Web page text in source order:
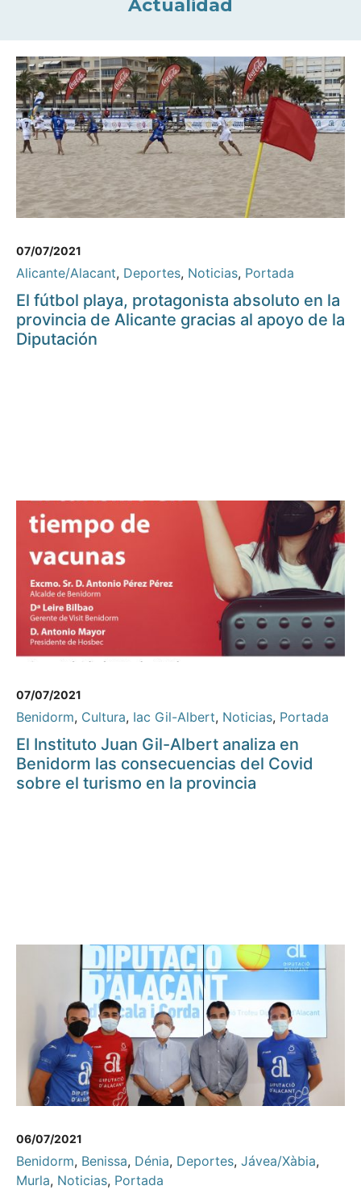
Actualidad
07/07/2021
Alicante/Alacant, Deportes, Noticias, Portada
El fútbol playa, protagonista absoluto en la
provincia de Alicante gracias al apoyo de la
Diputación
07/07/2021
Benidorm, Cultura, Iac Gil-Albert, Noticias, Portada
El Instituto Juan Gil-Albert analiza en
Benidorm las consecuencias del Covid
sobre el turismo en la provincia
06/07/2021
Benidorm, Benissa, Dénia, Deportes, Jávea/Xàbia,
Murla, Noticias, Portada